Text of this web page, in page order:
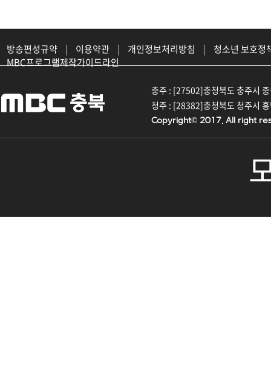
방송편성규약 | 이용약관 | 개인정보처리방침 |
청소년 보호정
MBC프로그램제작가이드라인
충주 : [27502]충청북도 충주시
청주 : [28382]충청북도 청주시
Copyright© 2017. All right